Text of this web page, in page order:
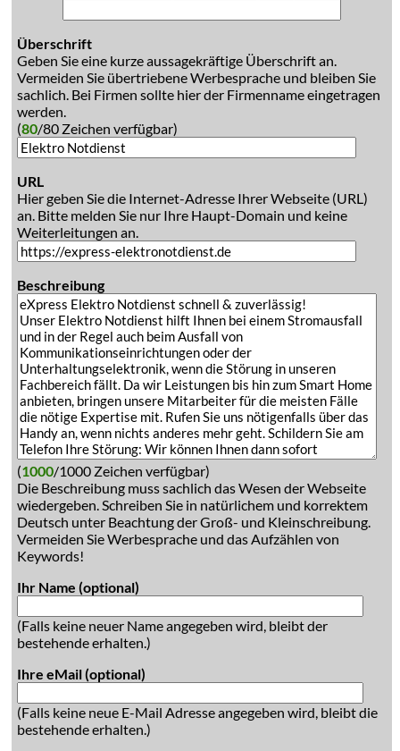
Überschrift
Geben Sie eine kurze aussagekräftige Überschrift an.
Vermeiden Sie übertriebene Werbesprache und bleiben Sie
sachlich. Bei Firmen sollte hier der Firmenname eingetragen
werden.
(80/80 Zeichen verfügbar)
URL
Hier geben Sie die Internet-Adresse Ihrer Webseite (URL)
an. Bitte melden Sie nur Ihre Haupt-Domain und keine
Weiterleitungen an.
Beschreibung
(1000/1000 Zeichen verfügbar)
Die Beschreibung muss sachlich das Wesen der Webseite
wiedergeben. Schreiben Sie in natürlichem und korrektem
Deutsch unter Beachtung der Groß- und Kleinschreibung.
Vermeiden Sie Werbesprache und das Aufzählen von
Keywords!
Ihr Name (optional)
(Falls keine neuer Name angegeben wird, bleibt der
bestehende erhalten.)
Ihre eMail (optional)
(Falls keine neue E-Mail Adresse angegeben wird, bleibt die
bestehende erhalten.)